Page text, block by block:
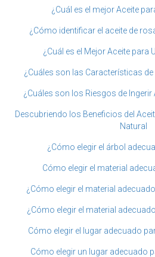
¿Cuál es el mejor Aceite
¿Cómo identificar el aceite de
¿Cuál es el Mejor Aceite para
¿Cuáles son las Características de
¿Cuáles son los Riesgos de Ingerir
Descubriendo los Beneficios del
Natural
¿Cómo elegir el árbol
Cómo elegir el material
¿Cómo elegir el material
¿Cómo elegir el material
Cómo elegir el lugar adecuado
Cómo elegir un lugar adecuado